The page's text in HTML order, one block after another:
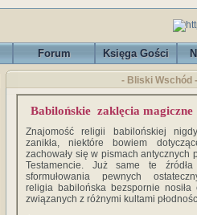
Forum Księga Gości
- Bliski Wschód
Babilońskie zaklęcia magiczne
Znajomość religii babilońskiej
zanikła, niektóre bowiem
zachowały się w pismach antycznych
Testamencie. Już same te
sformułowania pewnych
religia babilońska bezspornie
związanych z różnymi kultami